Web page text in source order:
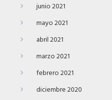
junio 2021
mayo 2021
abril 2021
marzo 2021
febrero 2021
diciembre 2020